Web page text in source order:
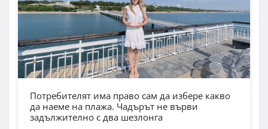
Потребителят има право сам да избере какво
да наеме на плажа. Чадърът не върви
задължително с два шезлонга